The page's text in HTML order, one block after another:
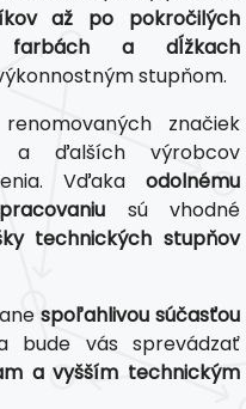
až po pokročilých
farbách a dĺžkach
stupňom.
značiek
ďalších výrobcov
Vďaka odolnému
sú vhodné
technických stupňov
spoľahlivou súčasťou
bude vás sprevádzať
a vyšším technickým